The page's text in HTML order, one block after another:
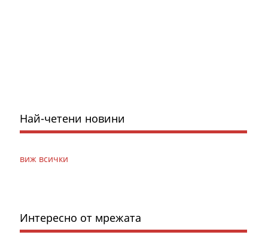
Най-четени новини
виж всички
Интересно от мрежата